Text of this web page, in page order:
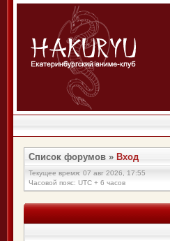
Список форумов » Вход
Текущее время: 07 авг 2026, 17:55
Часовой пояс: UTC + 6 часов